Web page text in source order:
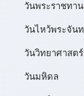
วันพระราชทา
วันไหว้พระจัน
วันวิทยาศาสตร์
วันมหิดล